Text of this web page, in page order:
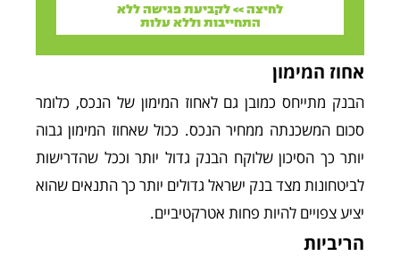
לחיצה >> לקביעת פגישה ללא
התחייבות וללא עלות
אחוז המימון
הבנק מתייחס כמובן גם לאחוז המימון של הנכס, כלומר
סכום המשכנתה ממחיר הנכס. ככול שאחוז המימון גבוה
יותר כך הסיכון שלוקח הבנק גדול יותר וככל שהדרישות
לביטחונות מצד בנק ישראל גדולים יותר כך התנאים שהוא
יציע צפויים להיות פחות אטרקטיביים.
הריביות